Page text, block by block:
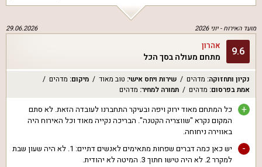
מועד האירוח -יוני 2026 29.06.2026
9.6 אהרון
מתחם מעולה בסך הכל
נקיון ותחזוקה: מדהים שירות ויחס אישי: טוב מאוד מיקום: מדהים
אמת בפרסום: מדהים תמורה למחיר: מדהים
+
כל המתחם מאוד ירוק ויפה ובעיקר התחברנו לעובדה הזאת. לא סתם
המקום נקרא "שווצריה הקטנה". הבריכה נקייה מאוד וכל האירוח היה
באווירה ניחוחה.
-
יש כאן כמה דברים שפחות מתאימים לאנשים דתיים: 1. לא היה שעון שבת
למקרר 2. לא היה טישו חתוך 3. המיטה לא יהודית.